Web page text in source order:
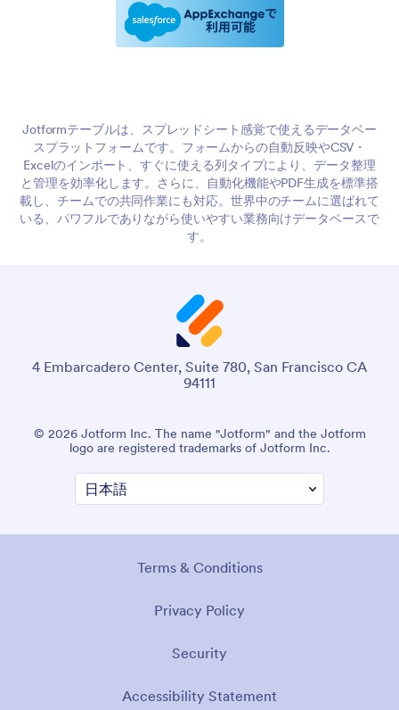
Jotformテーブルは、スプレッドシート感覚で使えるデータベー
スプラットフォームです。フォームからの自動反映やCSV・
Excelのインポート、すぐに使える列タイプにより、データ整理
と管理を効率化します。さらに、自動化機能やPDF生成を標準搭
載し、チームでの共同作業にも対応。世界中のチームに選ばれて
いる、パワフルでありながら使いやすい業務向けデータベースで
す。
4 Embarcadero Center, Suite 780, San Francisco CA
94111
© 2026 Jotform Inc. The name "Jotform" and the Jotform
logo are registered trademarks of Jotform Inc.
Terms & Conditions
Privacy Policy
Security
Accessibility Statement